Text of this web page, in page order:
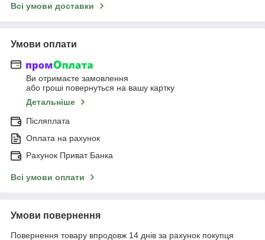
Всі умови доставки
Умови оплати
Ви отримаєте замовлення
або гроші повернуться на вашу картку
Детальніше
Післяплата
Оплата на рахунок
Рахунок Приват Банка
Всі умови оплати
Умови повернення
Повернення товару впродовж 14 днів за рахунок покупця